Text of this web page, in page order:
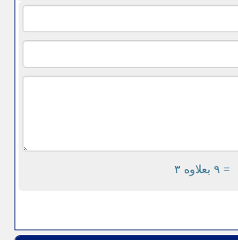
= ۹ بعلاوه ۳